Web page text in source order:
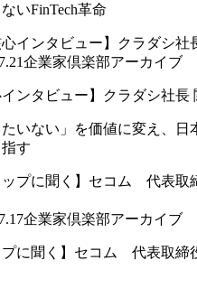
いFinTech革命
企業家倶楽部アーカイブ
インタビュー】クラダシ社
たいない」を価値に変え、
す
企業家倶楽部アーカイブ
プに聞く】セコム 代表取